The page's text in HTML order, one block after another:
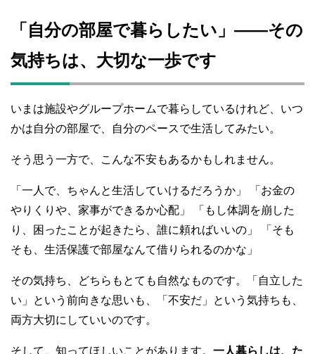
c
e
b
o
o
k
tt
er
e
ail C
h
at
m
bl
r
p
e
「自分の部屋で暮らしたい」――その
気持ちは、大切な一歩です
いまは施設やグループホームで暮らしているけれど、いつ
かは自分の部屋で、自分のペースで生活してみたい。
そう思う一方で、こんな不安もあるかもしれません。
「一人で、ちゃんと生活していけるだろうか」 「お金の
やりくりや、家事ができるか心配」 「もし体調を崩した
り、困ったことが起きたら、誰に頼ればいいの」 「そも
そも、生活保護で部屋なんて借りられるのかな」
その気持ち、どちらもとても自然なものです。「自立した
い」という前向きな思いも、「不安だ」という気持ちも、
両方大切にしていいのです。
そして、知ってほしいことがあります。 一人暮らしは、た